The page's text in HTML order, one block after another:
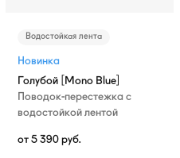
Водостойкая лента
Новинка
Голубой [Mono Blue]
Поводок-перестежка с
водостойкой лентой
от 5 390 руб.